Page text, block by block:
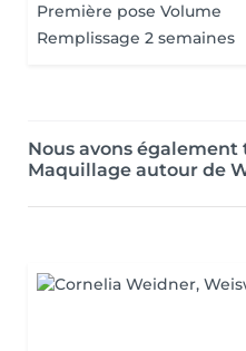
Première pose Volume
Remplissage 2 semaines
Nous avons également
Maquillage autour de